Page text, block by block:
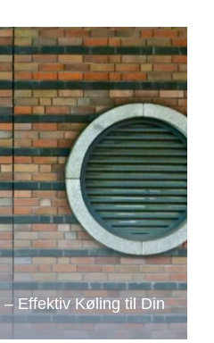
Effektiv Køling til Din